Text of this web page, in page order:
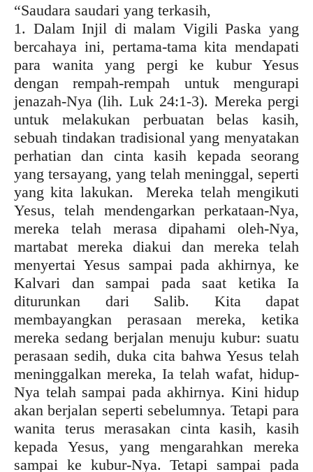
“Saudara saudari yang terkasih,
1. Dalam Injil di malam Vigili Paska yang
bercahaya ini, pertama-tama kita mendapati
para wanita yang pergi ke kubur Yesus
dengan rempah-rempah untuk mengurapi
jenazah-Nya (lih. Luk 24:1-3). Mereka pergi
untuk melakukan perbuatan belas kasih,
sebuah tindakan tradisional yang menyatakan
perhatian dan cinta kasih kepada seorang
yang tersayang, yang telah meninggal, seperti
yang kita lakukan. Mereka telah mengikuti
Yesus, telah mendengarkan perkataan-Nya,
mereka telah merasa dipahami oleh-Nya,
martabat mereka diakui dan mereka telah
menyertai Yesus sampai pada akhirnya, ke
Kalvari dan sampai pada saat ketika Ia
diturunkan dari Salib. Kita dapat
membayangkan perasaan mereka, ketika
mereka sedang berjalan menuju kubur: suatu
perasaan sedih, duka cita bahwa Yesus telah
meninggalkan mereka, Ia telah wafat, hidup-
Nya telah sampai pada akhirnya. Kini hidup
akan berjalan seperti sebelumnya. Tetapi para
wanita terus merasakan cinta kasih, kasih
kepada Yesus, yang mengarahkan mereka
sampai ke kubur-Nya. Tetapi sampai pada